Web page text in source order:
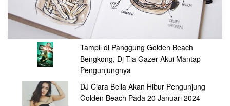
Tampil di Panggung Golden Beach
Bengkong, Dj Tia Gazer Akui Mantap
Pengunjungnya
DJ Clara Bella Akan Hibur Pengunjung
Golden Beach Pada 20 Januari 2024